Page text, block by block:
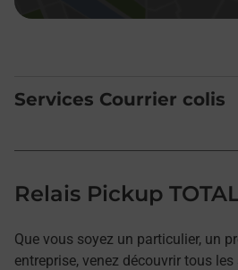
Services Courrier colis
Relais Pickup
Que vous soyez un particulier, un
entreprise, venez découvrir tous